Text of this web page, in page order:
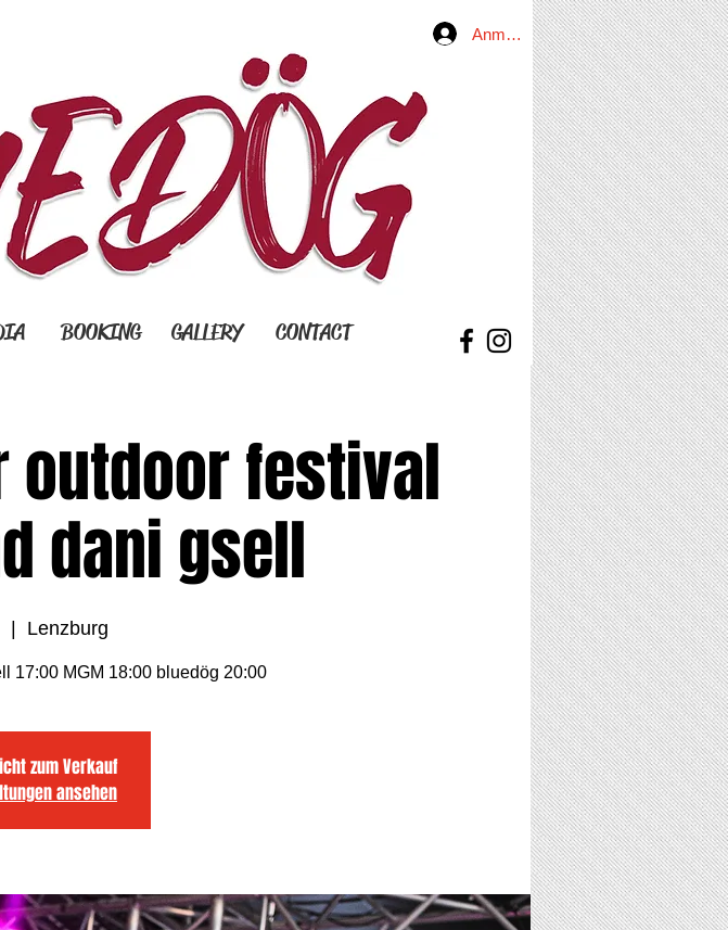
Anmelden
BOOKING GALLERY CONTACT
outdoor festival
dani gsell
Lenzburg
17:00 MGM 18:00 bluedög 20:00
zum Verkauf
ansehen